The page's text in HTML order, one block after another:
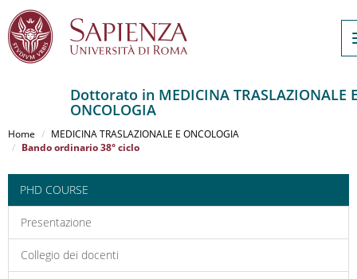
al
contenuto
Dottorato in MEDICINA TRASLAZIONALE
ONCOLOGIA
Home
MEDICINA TRASLAZIONALE E ONCOLOGIA
Bando ordinario 38° ciclo
PHD COURSE
Presentazione
Collegio dei docenti